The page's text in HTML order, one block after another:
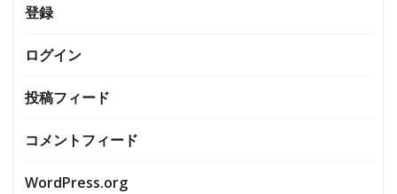
登録
ログイン
投稿フィード
コメントフィード
WordPress.org